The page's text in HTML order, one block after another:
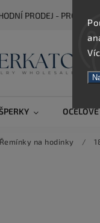
PRODEJ - PRO
Řemínky na hodinky /